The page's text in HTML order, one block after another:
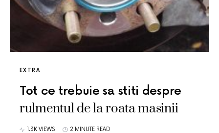
EXTRA
Tot ce trebuie sa stiti despre
rulmentul de la roata masinii
1.3K VIEWS 2 MINUTE READ